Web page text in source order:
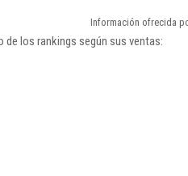
Información ofrecida
los rankings según sus ventas: